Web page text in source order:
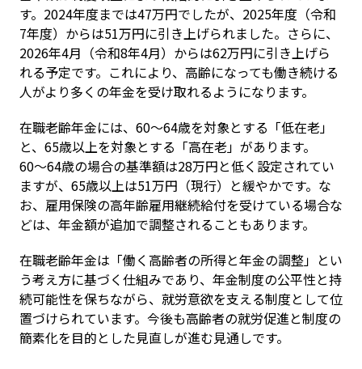
す。2024年度までは47万円でしたが、2025年度（令和
7年度）からは51万円に引き上げられました。さらに、
2026年4月（令和8年4月）からは62万円に引き上げら
れる予定です。これにより、高齢になっても働き続ける
人がより多くの年金を受け取れるようになります。
在職老齢年金には、60〜64歳を対象とする「低在老」
と、65歳以上を対象とする「高在老」があります。
60〜64歳の場合の基準額は28万円と低く設定されてい
ますが、65歳以上は51万円（現行）と緩やかです。な
お、雇用保険の高年齢雇用継続給付を受けている場合な
どは、年金額が追加で調整されることもあります。
在職老齢年金は「働く高齢者の所得と年金の調整」とい
う考え方に基づく仕組みであり、年金制度の公平性と持
続可能性を保ちながら、就労意欲を支える制度として位
置づけられています。今後も高齢者の就労促進と制度の
簡素化を目的とした見直しが進む見通しです。